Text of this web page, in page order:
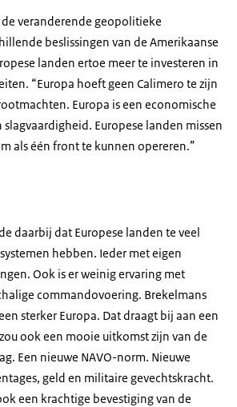
veranderende geopolitieke
beslissingen van de Amerikaanse
landen ertoe meer te investeren in
“Europa hoeft geen Calimero te zijn
Europa is een economische
slagvaardigheid. Europese landen missen
als één front te kunnen opereren.”
daarbij dat Europese landen te veel
hebben. Ieder met eigen
Ook is er weinig ervaring met
commandovoering. Brekelmans
sterker Europa. Dat draagt bij aan een
ook een mooie uitkomst zijn van de
Een nieuwe NAVO-norm. Nieuwe
geld en militaire gevechtskracht.
een krachtige bevestiging van de